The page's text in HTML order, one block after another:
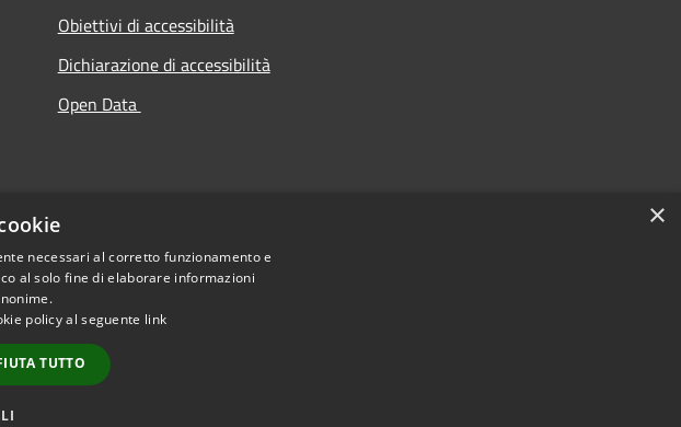
Obiettivi di accessibilità
Dichiarazione di accessibilità
Open Data
© 2026 • Comune di Cologno Monzese • Powered by
×
necessari al corretto funzionamento e
al solo fine di elaborare informazioni
policy al seguente link
TUTTO